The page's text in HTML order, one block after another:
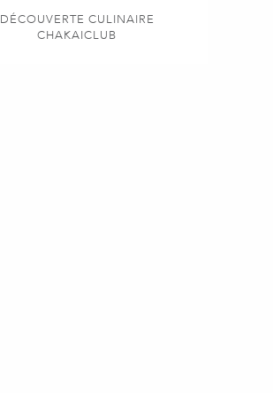
DÉCOUVERTE CULINAIRE
CHAKAICLUB